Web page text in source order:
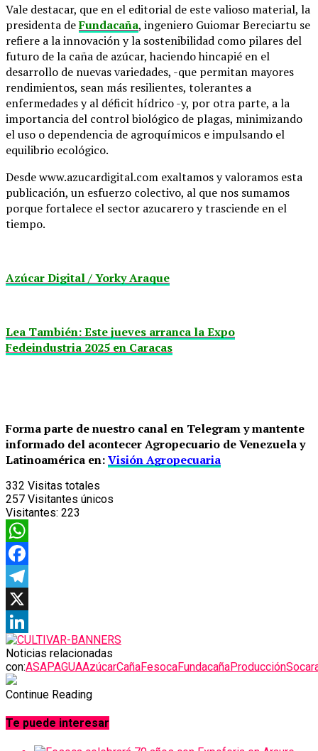
Vale destacar, que en el editorial de este valioso material, la
presidenta deFundacaña, ingeniero Guiomar Bereciartu se
refiere a la innovación y la sostenibilidad como pilares del
futuro de la caña de azúcar, haciendo hincapié en el
desarrollo de nuevas variedades, -que permitan mayores
rendimientos, sean más resilientes, tolerantes a
enfermedades y al déficit hídrico -y, por otra parte, a la
importancia del control biológico de plagas, minimizando
el uso o dependencia de agroquímicos e impulsando el
equilibrio ecológico.
Desde www.azucardigital.com exaltamos y valoramos esta
publicación, un esfuerzo colectivo, al que nos sumamos
porque fortalece el sector azucarero y trasciende en el
tiempo.
Azúcar Digital / Yorky Araque
Lea También: Este jueves arranca la Expo
Fedeindustria 2025 en Caracas
Forma parte de nuestro canal en Telegram y mantente
informado del acontecer Agropecuario de Venezuela y
Latinoamérica en:Visión Agropecuaria
332 Visitas totales
257 Visitantes únicos
Visitantes: 223
WhatsApp
Facebook
Telegram
X
LinkedIn
Noticias relacionadas
con:ASAPAGUAAzúcarCañaFesocaFundacañaProducción
Continue Reading
Te puede interesar